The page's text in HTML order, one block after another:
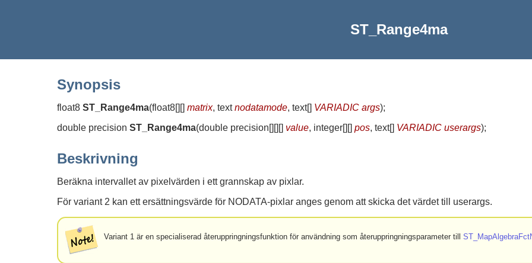
ST_Range4ma
Synopsis
float8 ST_Range4ma(float8[][] matrix, textnodatamode, text[] VARIADIC args);
double precision ST_Range4ma(double precision[][][] value, integer[][] pos, text[] VARIADIC userargs);
Beskrivning
Beräkna intervallet av pixelvärden i ett grannskap av pixlar.
För variant 2 kan ett ersättningsvärde för NODATA-pixlar anges genom att skicka det värdet till userargs.
Variant 1 är en specialiserad återuppringningsfunktion för användning som återuppringningsparameter till